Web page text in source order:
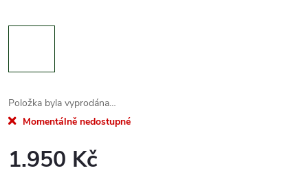
Položka byla vyprodána…
Momentálně nedostupné
1.950 Kč